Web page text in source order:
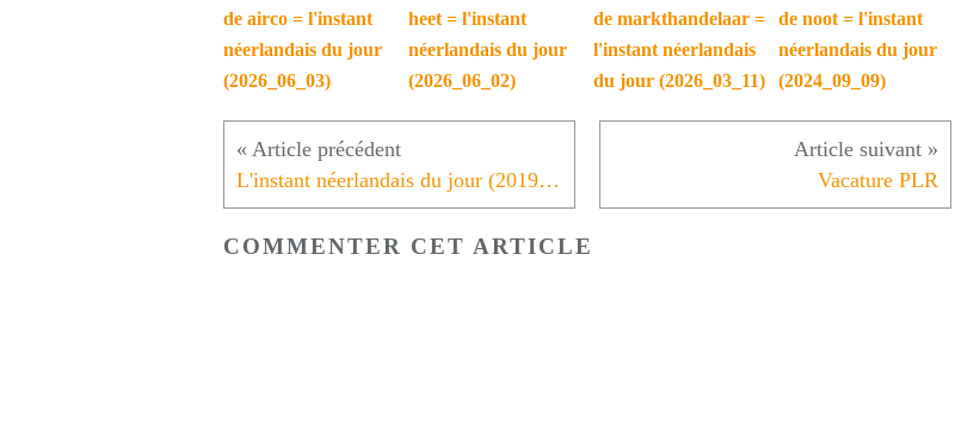
de airco = l'instant
néerlandais du jour
(2026_06_03)
heet = l'instant
néerlandais du jour
(2026_06_02)
de markthandelaar =
l'instant néerlandais
du jour (2026_03_11)
de noot = l'instant
néerlandais du jour
(2024_09_09)
L'instant néerlandais du jour (2019_04_03): het milieu Vacature PLR
COMMENTER CET ARTICLE